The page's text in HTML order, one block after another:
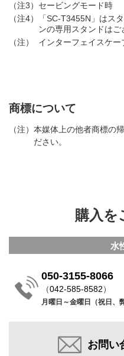
（注3） セービングモード時
（注4）
「SC-T3455N」はス
ンの専用スタンドはご
（注）
インターフェイスケー
商標について
（注） 本媒体上の他者商標の帰
ださい。
購入を
水
050-3155-8066
（042-585-8582）
月曜日～金曜日（祝日、
お問い